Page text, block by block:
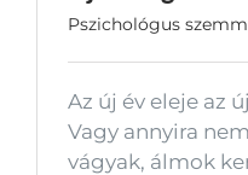
Pszichológus
Az új év eleje az
Vagy annyira
vágyak, álmok